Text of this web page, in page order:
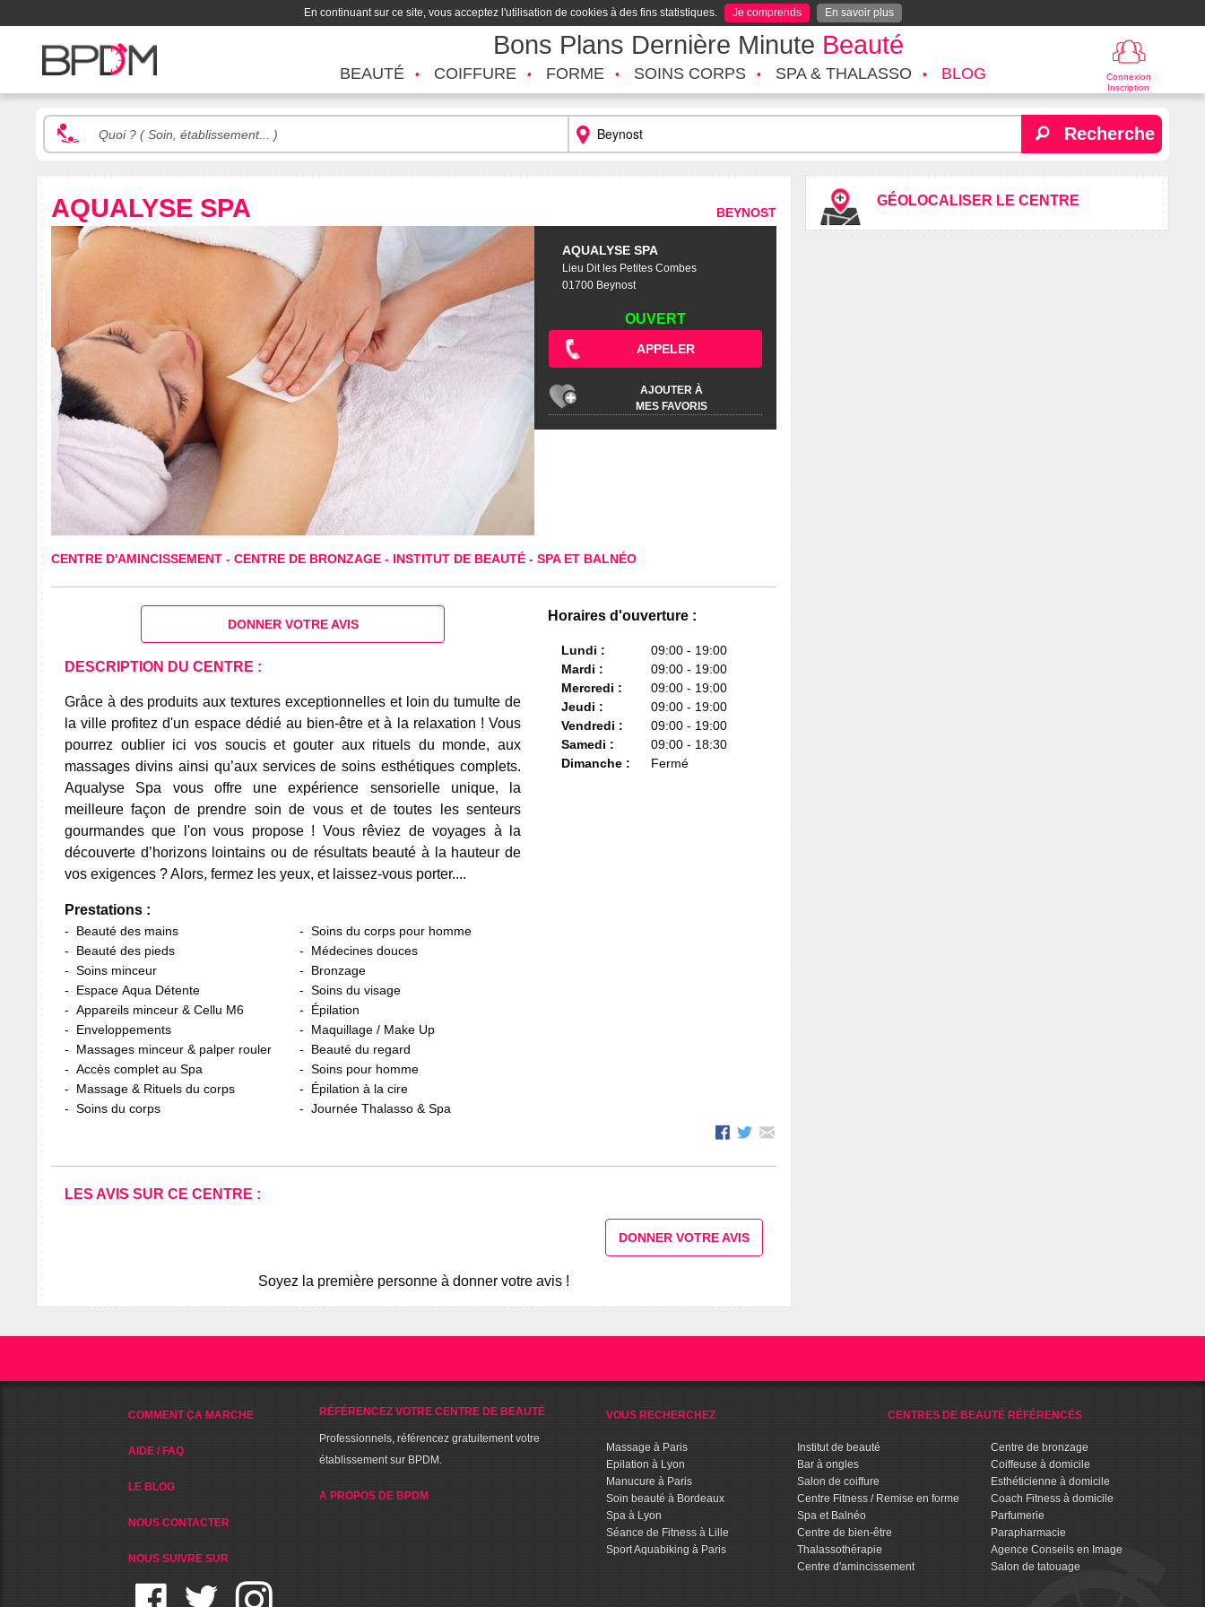
En continuant sur ce site, vous acceptez l'utilisation de cookies à des fins statistiques. Je comprends En savoir plus
Bons Plans Dernière Minute Beauté
Connexion
Inscription
BEAUTÉ COIFFURE FORME SOINS CORPS SPA & THALASSO BLOG
Recherche
GÉOLOCALISER LE CENTRE
AQUALYSE SPA BEYNOST
AQUALYSE SPA
Lieu Dit les Petites Combes
01700 Beynost
OUVERT
APPELER
AJOUTER À
MES FAVORIS
CENTRE D'AMINCISSEMENT-CENTRE DE BRONZAGE- INSTITUT DE BEAUTÉ-SPA ET BALNÉO
Horaires d'ouverture :
Lundi :
09:00 - 19:00
Mardi :
09:00 - 19:00
Mercredi :
09:00 - 19:00
Jeudi :
09:00 - 19:00
Vendredi :
09:00 - 19:00
Samedi :
09:00 - 18:30
Dimanche :
Fermé
DONNER VOTRE AVIS
DESCRIPTION DU CENTRE :
Grâce à des produits aux textures exceptionnelles et loin du tumulte de
la ville profitez d'un espace dédié au bien-être et à la relaxation ! Vous
pourrez oublier ici vos soucis et gouter aux rituels du monde, aux
massages divins ainsi qu’aux services de soins esthétiques complets.
Aqualyse Spa vous offre une expérience sensorielle unique, la
meilleure façon de prendre soin de vous et de toutes les senteurs
gourmandes que l'on vous propose ! Vous rêviez de voyages à la
découverte d’horizons lointains ou de résultats beauté à la hauteur de
vos exigences ? Alors, fermez les yeux, et laissez-vous porter....
Prestations :
Beauté des mains
Beauté des pieds
Soins minceur
Espace Aqua Détente
Appareils minceur & Cellu M6
Enveloppements
Massages minceur & palper rouler
Accès complet au Spa
Massage & Rituels du corps
Soins du corps
Soins du corps pour homme
Médecines douces
Bronzage
Soins du visage
Épilation
Maquillage / Make Up
Beauté du regard
Soins pour homme
Épilation à la cire
Journée Thalasso & Spa
LES AVIS SUR CE CENTRE :
DONNER VOTRE AVIS
Soyez la première personne à donner votre avis !
COMMENT ÇA MARCHE
AIDE / FAQ
LE BLOG
NOUS CONTACTER
NOUS SUIVRE SUR
RÉFÉRENCEZ VOTRE CENTRE DE BEAUTÉ
Professionnels, référencez gratuitement votre
établissement sur BPDM.
A PROPOS DE BPDM
VOUS RECHERCHEZ
Massage à Paris
Epilation à Lyon
Manucure à Paris
Soin beauté à Bordeaux
Spa à Lyon
Séance de Fitness à Lille
Sport Aquabiking à Paris
CENTRES DE BEAUTÉ RÉFÉRENCÉS
Institut de beauté
Bar à ongles
Salon de coiffure
Centre Fitness / Remise en forme
Spa et Balnéo
Centre de bien-être
Thalassothérapie
Centre d'amincissement
Centre de bronzage
Coiffeuse à domicile
Esthéticienne à domicile
Coach Fitness à domicile
Parfumerie
Parapharmacie
Agence Conseils en Image
Salon de tatouage